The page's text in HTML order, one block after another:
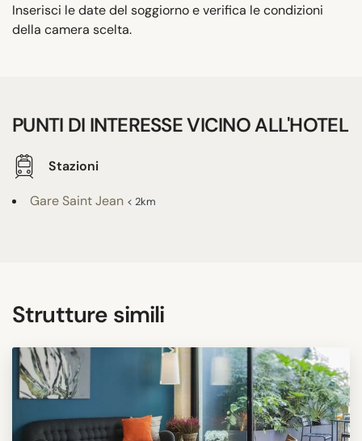
Inserisci le date del soggiorno e verifica le condizioni
della camera scelta.
PUNTI DI INTERESSE VICINO ALL'HOTEL
Stazioni
Gare Saint Jean < 2km
Strutture simili